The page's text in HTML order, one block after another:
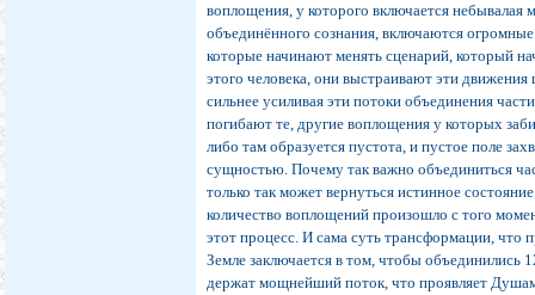
воплощения, у которого включается небывалая
объединённого сознания, включаются
которые начинают менять сценарий, который
этого человека, они выстраивают эти движения
сильнее усиливая эти потоки объединения
погибают те, другие воплощения у которых
либо там образуется пустота, и пустое поле
сущностью. Почему так важно объединиться
только так может вернуться истинное
количество воплощений произошло с того
этот процесс. И сама суть трансформации, что
Земле заключается в том, чтобы объединились
держат мощнейший поток, что проявляет